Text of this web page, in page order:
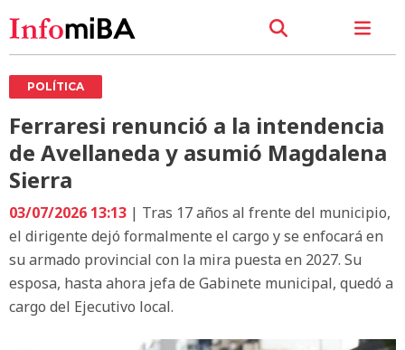
POLÍTICA
Ferraresi renunció a la intendencia
de Avellaneda y asumió Magdalena
Sierra
03/07/2026 13:13 | Tras 17 años al frente del municipio,
el dirigente dejó formalmente el cargo y se enfocará en
su armado provincial con la mira puesta en 2027. Su
esposa, hasta ahora jefa de Gabinete municipal, quedó a
cargo del Ejecutivo local.